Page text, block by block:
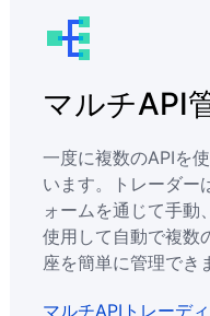
マルチAPI
一度に複数のAPIを
います。トレーダー
ォームを通じて手動
使用して自動で複数
座を簡単に管理でき
マルチAPIトレーデ